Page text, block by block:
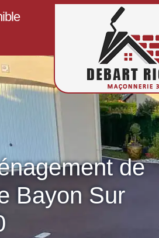
de
Bayon Sur